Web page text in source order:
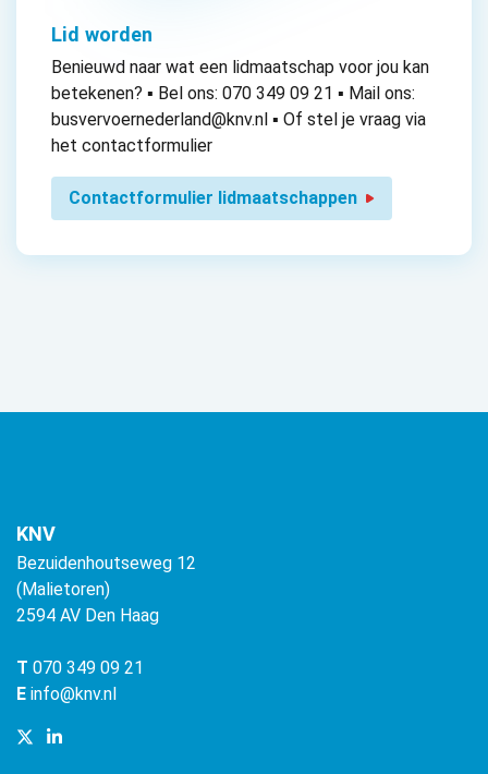
Lid worden
Benieuwd naar wat een lidmaatschap voor jou kan
betekenen? ▪ Bel ons: 070 349 09 21 ▪ Mail ons:
busvervoernederland@knv.nl ▪ Of stel je vraag via
het contactformulier
Contactformulier lidmaatschappen
KNV
Bezuidenhoutseweg 12
(Malietoren)
2594 AV Den Haag
T 070 349 09 21
E info@knv.nl